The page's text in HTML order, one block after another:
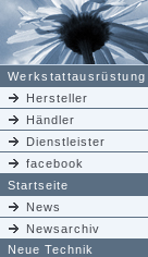
Werkstattausrüstung
Hersteller
Händler
Dienstleister
facebook
Startseite
News
Newsarchiv
Neue Technik